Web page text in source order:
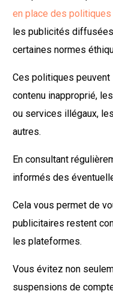
en place des
les publicités
certaines normes
Ces politiques
contenu inapproprié,
ou services illégaux,
autres.
En consultant
informés des
Cela vous permet de
publicitaires restent
les plateformes.
Vous évitez non
suspensions de